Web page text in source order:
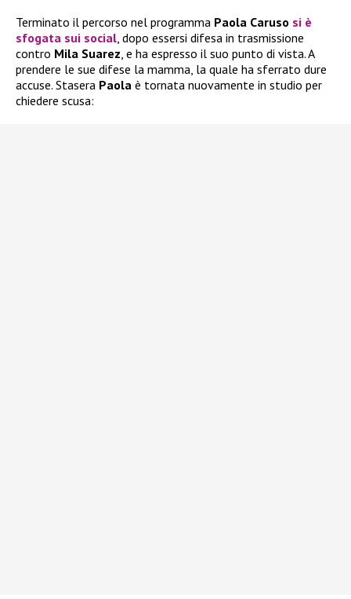
Terminato il percorso nel programma Paola Caruso si è
sfogata sui social, dopo essersi difesa in trasmissione
contro Mila Suarez, e ha espresso il suo punto di vista. A
prendere le sue difese la mamma, la quale ha sferrato dure
accuse. Stasera Paola è tornata nuovamente in studio per
chiedere scusa: